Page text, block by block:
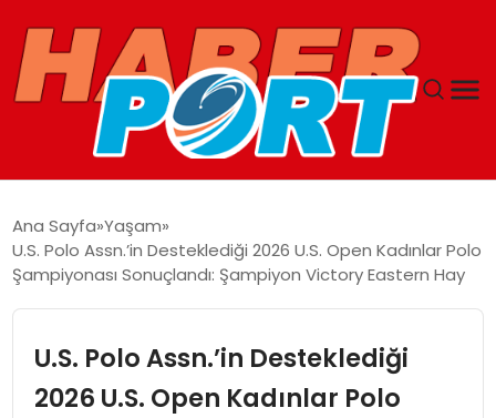
GUNCEL
Ana Sayfa Yaşam
U.S. Polo Assn.’in Desteklediği 2026 U.S. Open Kadınlar Polo
Şampiyonası Sonuçlandı: Şampiyon Victory Eastern Hay
U.S. Polo Assn.’in Desteklediği
2026 U.S. Open Kadınlar Polo